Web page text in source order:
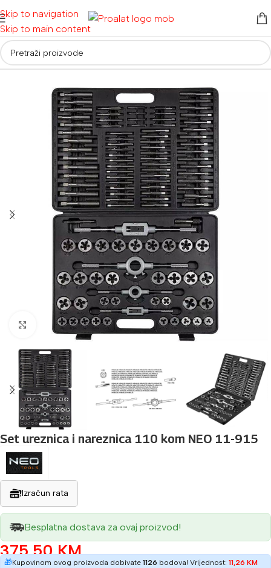
Skip to navigation
Skip to main content
Početna/ Auto i moto oprema
Povećaj sliku
Set ureznica i nareznica 110 kom NEO 11-915
Izračun rata
Besplatna dostava za ovaj proizvod!
375,50KM
🎁Kupovinom ovog proizvoda dobivate 1126 bodova! Vrijednost: 11,26 KM